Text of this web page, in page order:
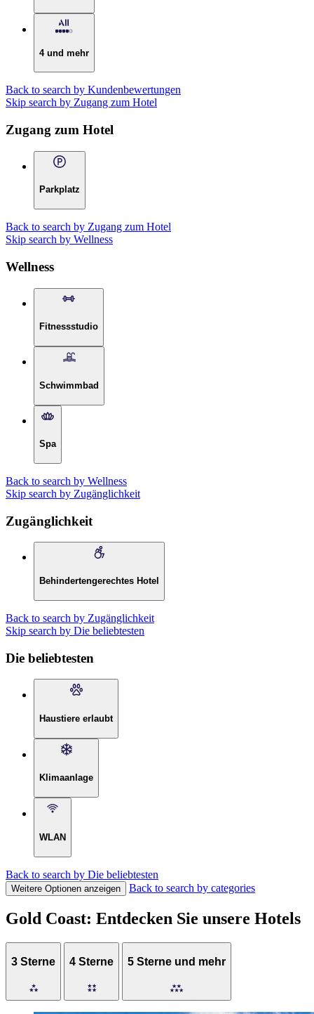
4 und mehr
Back to search by Kundenbewertungen
Skip search by Zugang zum Hotel
Zugang zum Hotel
Parkplatz
Back to search by Zugang zum Hotel
Skip search by Wellness
Wellness
Fitnessstudio
Schwimmbad
Spa
Back to search by Wellness
Skip search by Zugänglichkeit
Zugänglichkeit
Behindertengerechtes Hotel
Back to search by Zugänglichkeit
Skip search by Die beliebtesten
Die beliebtesten
Haustiere erlaubt
Klimaanlage
WLAN
Back to search by Die beliebtesten
Weitere Optionen anzeigen Back to search by categories
Gold Coast: Entdecken Sie unsere Hotels
3 Sterne 4 Sterne 5 Sterne und mehr